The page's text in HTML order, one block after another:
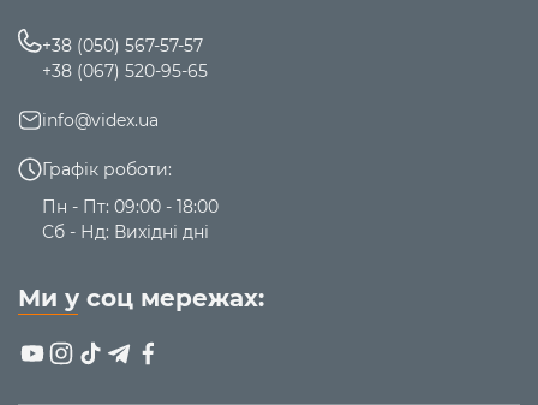
+38 (050) 567-57-57
+38 (067) 520-95-65
info@videx.ua
Графік роботи:
Пн - Пт: 09:00 - 18:00
Сб - Нд: Вихідні дні
Ми у соц мережах: